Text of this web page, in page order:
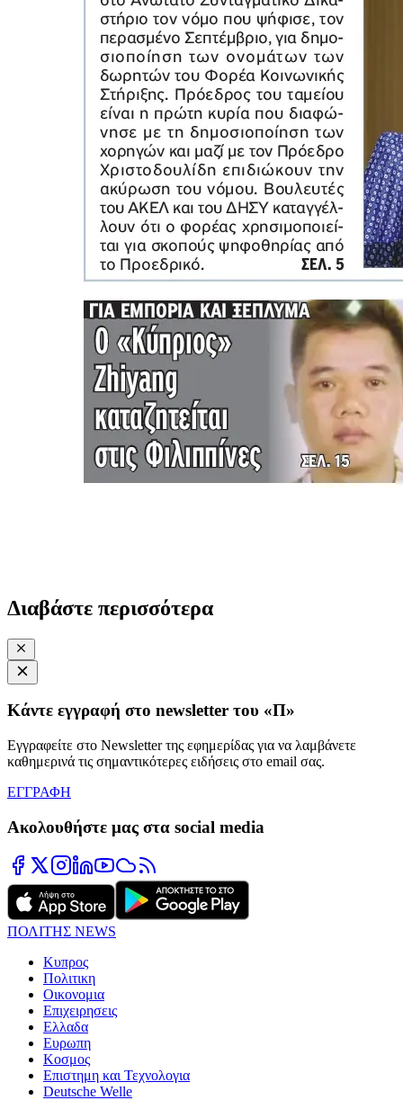
Διαβάστε περισσότερα
Κάντε εγγραφή στο newsletter του «Π»
Εγγραφείτε στο Newsletter της εφημερίδας για να λαμβάνετε
καθημερινά τις σημαντικότερες ειδήσεις στο email σας.
ΕΓΓΡΑΦΗ
Ακολουθήστε μας στα social media
ΠΟΛΙΤΗΣ NEWS
Κυπρος
Πολιτικη
Οικονομια
Επιχειρησεις
Ελλαδα
Ευρωπη
Κοσμος
Επιστημη και Τεχνολογια
Deutsche Welle